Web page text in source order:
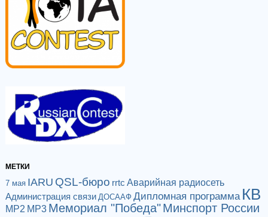
МЕТКИ
7 мая IARU QSL-бюро rrtc Аварийная радиосеть
Администрация связи ДОСААФ Дипломная программа КВ
МР2 МР3 Мемориал "Победа"Минспорт России